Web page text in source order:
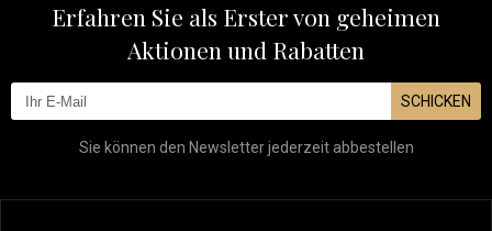
Erfahren Sie als Erster von geheimen
Aktionen und Rabatten
SCHICKEN
Sie können den Newsletter jederzeit abbestellen